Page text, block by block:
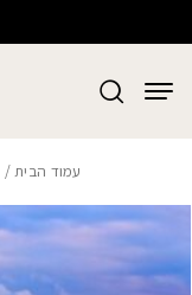
עמוד הבית/